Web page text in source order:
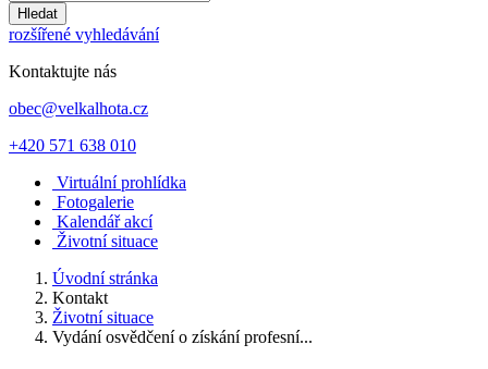
Hledat
rozšířené vyhledávání
Kontaktujte nás
obec@velkalhota.cz
+420 571 638 010
Virtuální prohlídka
Fotogalerie
Kalendář akcí
Životní situace
Úvodní stránka
Kontakt
Životní situace
Vydání osvědčení o získání profesní...